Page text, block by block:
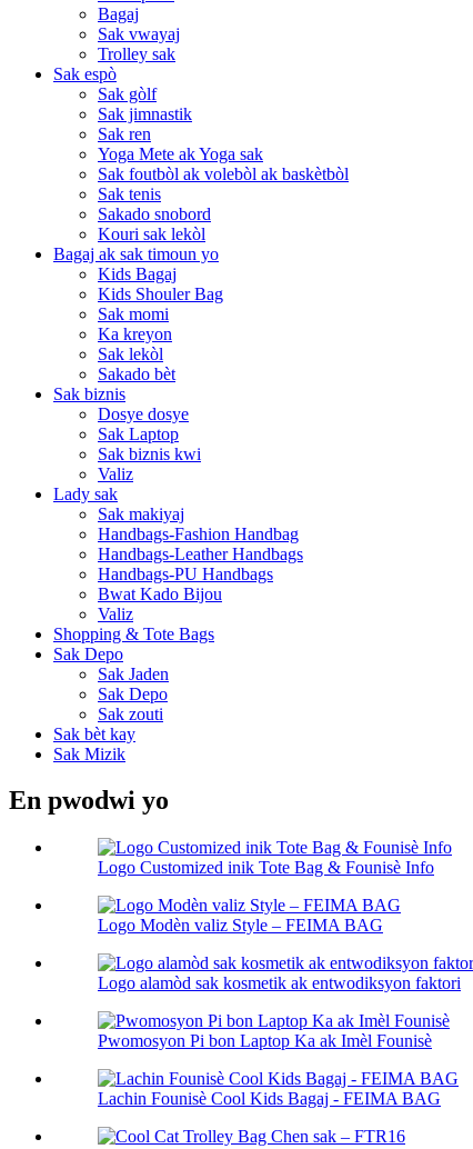
Bagaj
Sak vwayaj
Trolley sak
Sak espò
Sak gòlf
Sak jimnastik
Sak ren
Yoga Mete ak Yoga sak
Sak foutbòl ak volebòl ak baskètbòl
Sak tenis
Sakado snobord
Kouri sak lekòl
Bagaj ak sak timoun yo
Kids Bagaj
Kids Shouler Bag
Sak momi
Ka kreyon
Sak lekòl
Sakado bèt
Sak biznis
Dosye dosye
Sak Laptop
Sak biznis kwi
Valiz
Lady sak
Sak makiyaj
Handbags-Fashion Handbag
Handbags-Leather Handbags
Handbags-PU Handbags
Bwat Kado Bijou
Valiz
Shopping & Tote Bags
Sak Depo
Sak Jaden
Sak Depo
Sak zouti
Sak bèt kay
Sak Mizik
En pwodwi yo
Logo Customized inik Tote Bag & Founisè Info
Logo Modèn valiz Style – FEIMA BAG
Logo alamòd sak kosmetik ak entwodiksyon faktori
Pwomosyon Pi bon Laptop Ka ak Imèl Founisè
Lachin Founisè Cool Kids Bagaj - FEIMA BAG